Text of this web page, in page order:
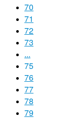
70
71
72
73
...
75
76
77
78
79